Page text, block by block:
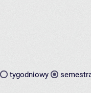
tygodniowy